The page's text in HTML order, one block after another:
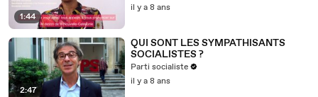
1:44
il y a 8 ans
2:47
QUI SONT LES SYMPATHISANTS
SOCIALISTES ?
Parti socialiste
il y a 8 ans